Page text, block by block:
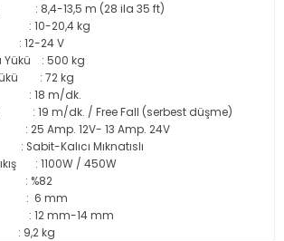
: 8,4-13,5 m (28 ila 35 ft)
10-20,4 kg
24 V
Yükü : 500 kg
: 72 kg
: 18 m/dk.
: 19 m/dk. / Free Fall (serbest düşme)
Amp. 12V- 13 Amp. 24V
Kalıcı Mıknatıslı
: 1100W / 450W
: %82
: 6 mm
: 12 mm-14 mm
kg